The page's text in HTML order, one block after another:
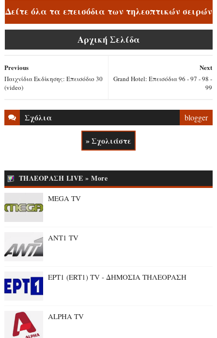
Δείτε όλα τα επεισόδια των τηλεοπτικών σειρών
Αρχική Σελίδα
Next
Grand Hotel: Επεισόδια 96 - 97 - 98 -
99
Previous
Παιχνίδια Εκδίκησης: Επεισόδιο 30
(video)
Σχόλια blogger
» Σχολιάστε
ΤΗΛΕΟΡΑΣΗ LIVE » More
MEGA TV
ANT1 TV
ΕΡΤ1 (ERT1) TV - ΔΗΜΟΣΙΑ ΤΗΛΕΟΡΑΣΗ
ALPHA TV